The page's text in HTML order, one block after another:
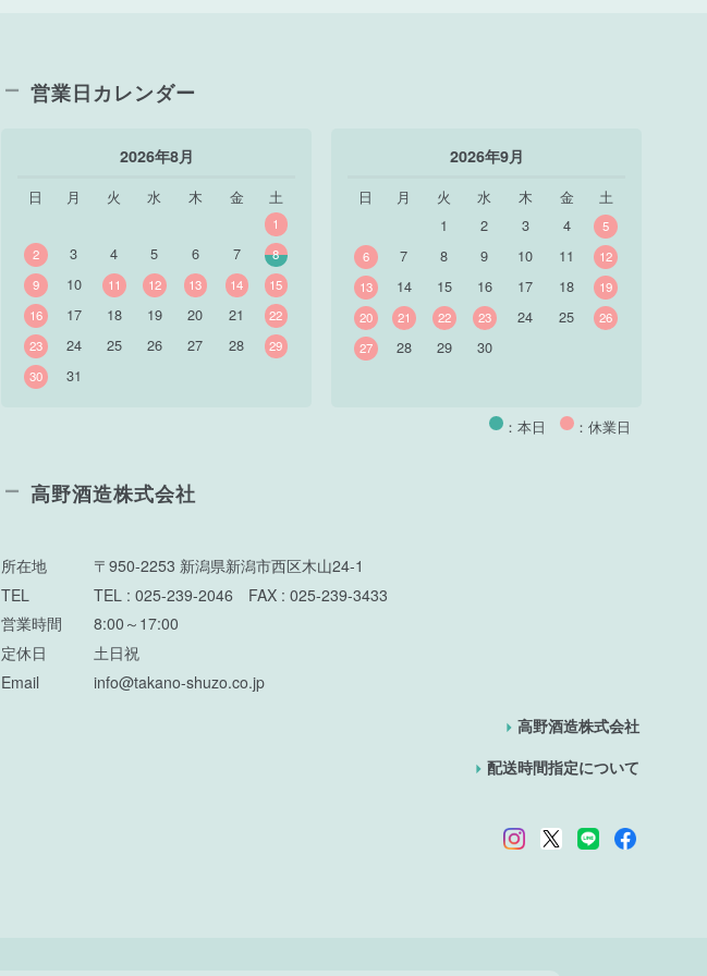
営業日カレンダー
2026年8月
日 月 火 水 木 金 土
1
2
3 4 5 6 7
8
9
10 11 12 13 14
15
16
17 18 19 20 21
22
23
24 25 26 27 28
29
30
31
2026年9月
日 月 火 水 木 金
土
1
2 3 4
5
6
7 8 9 10 11
12
13
14 15 16 17 18
19
20
21 22 23 24 25
26
27
28 29 30
：本日 ：休業日
高野酒造株式会社
所在地
〒950-2253 新潟県新潟市西区木山24-1
TEL
TEL : 025-239-2046 FAX : 025-239-3433
営業時間
8:00～17:00
定休日
土日祝
Email
info@takano-shuzo.co.jp
高野酒造株式会社
配送時間指定について